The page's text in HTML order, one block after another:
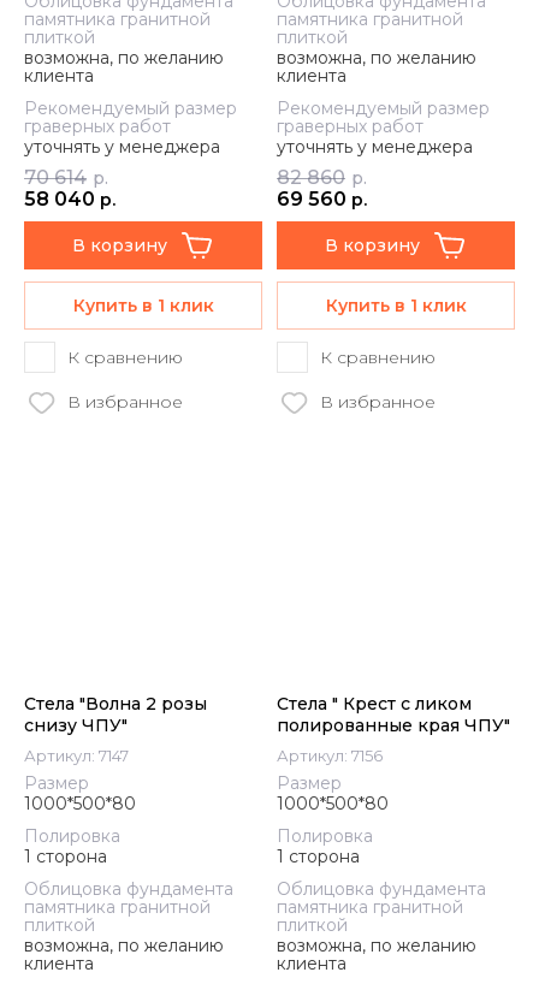
памятника гранитной
плиткой
возможна, по желанию
клиента
Рекомендуемый размер
граверных работ
уточнять у менеджера
70 614 р.
58 040 р.
В корзину
Купить в 1 клик
К сравнению
В избранное
памятника гранитной
плиткой
возможна, по желанию
клиента
Рекомендуемый размер
граверных работ
уточнять у менеджера
82 860 р.
69 560 р.
В корзину
Купить в 1 клик
К сравнению
В избранное
Стела "Волна 2 розы
снизу ЧПУ"
Артикул: 7147
Размер
1000*500*80
Полировка
1 сторона
Облицовка фундамента
памятника гранитной
плиткой
возможна, по желанию
клиента
Стела " Крест с ликом
полированные края ЧПУ"
Артикул: 7156
Размер
1000*500*80
Полировка
1 сторона
Облицовка фундамента
памятника гранитной
плиткой
возможна, по желанию
клиента